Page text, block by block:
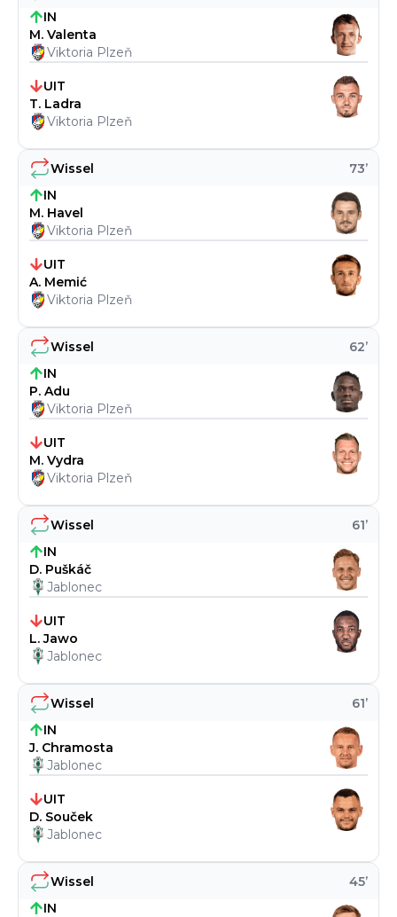
Wissel 45’
IN
Wissel 61’
IN
J. Chramosta
Jablonec
UIT
D. Souček
Jablonec
Wissel 61’
IN
D. Puškáč
Jablonec
UIT
L. Jawo
Jablonec
Wissel 62’
IN
P. Adu
Viktoria Plzeň
UIT
M. Vydra
Viktoria Plzeň
Wissel 73’
IN
M. Havel
Viktoria Plzeň
UIT
A. Memić
Viktoria Plzeň
IN
M. Valenta
Viktoria Plzeň
UIT
T. Ladra
Viktoria Plzeň